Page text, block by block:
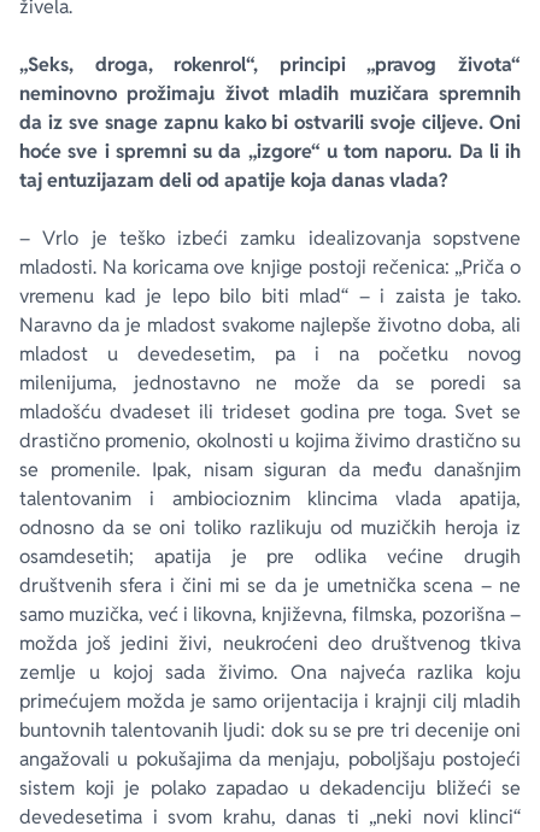
živela.
„Seks, droga, rokenrol“, principi „pravog života“
neminovno prožimaju život mladih muzičara spremnih
da iz sve snage zapnu kako bi ostvarili svoje ciljeve. Oni
hoće sve i spremni su da „izgore“ u tom naporu. Da li ih
taj entuzijazam deli od apatije koja danas vlada?
– Vrlo je teško izbeći zamku idealizovanja sopstvene
mladosti. Na koricama ove knjige postoji rečenica: „Priča o
vremenu kad je lepo bilo biti mlad“ – i zaista je tako.
Naravno da je mladost svakome najlepše životno doba, ali
mladost u devedesetim, pa i na početku novog
milenijuma, jednostavno ne može da se poredi sa
mladošću dvadeset ili trideset godina pre toga. Svet se
drastično promenio, okolnosti u kojima živimo drastično su
se promenile. Ipak, nisam siguran da među današnjim
talentovanim i ambiocioznim klincima vlada apatija,
odnosno da se oni toliko razlikuju od muzičkih heroja iz
osamdesetih; apatija je pre odlika većine drugih
društvenih sfera i čini mi se da je umetnička scena – ne
samo muzička, već i likovna, književna, filmska, pozorišna –
možda još jedini živi, neukroćeni deo društvenog tkiva
zemlje u kojoj sada živimo. Ona najveća razlika koju
primećujem možda je samo orijentacija i krajnji cilj mladih
buntovnih talentovanih ljudi: dok su se pre tri decenije oni
angažovali u pokušajima da menjaju, poboljšaju postojeći
sistem koji je polako zapadao u dekadenciju bližeći se
devedesetima i svom krahu, danas ti „neki novi klinci“